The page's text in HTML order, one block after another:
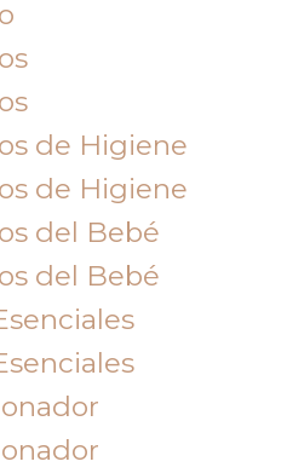
de Higiene
de Higiene
del Bebé
del Bebé